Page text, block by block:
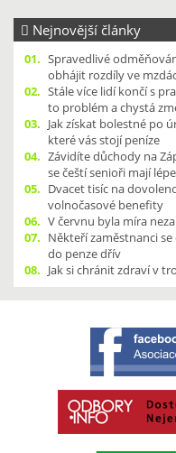
Nejnovější články
01. Spravedlivé
obhájit rozdíly ve
02. Stále více lidí končí s
to problém a chystá
03. Jak získat bolestné po
které vás stojí peníze
04. Závidíte důchody na
se čeští senioři mají
05. Dvacet tisíc na
volnočasové benefity
06. V červnu byla míra
07. Někteří zaměstnanci
do penze dřív
08. Jak si chránit zdraví v